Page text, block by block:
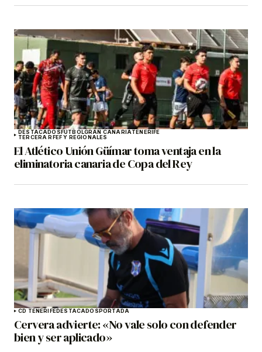
DESTACADOSFÚTBOLGRAN CANARIATENERIFE
TERCERA RFEF Y REGIONALES
El Atlético Unión Güímar toma ventaja en la
eliminatoria canaria de Copa del Rey
CD TENERIFEDESTACADOSPORTADA
Cervera advierte: «No vale solo con defender
bien y ser aplicado»